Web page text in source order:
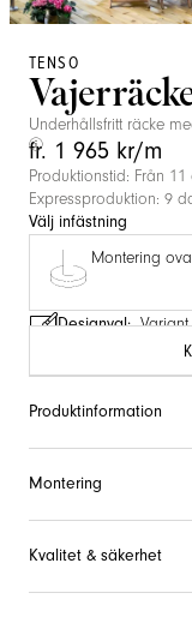
TENSO
Underhållsfritt räcke
fr. 1 965 kr/m
Produktionstid: Från
Expressproduktion: 9
Välj infästning
Montering
Designval: Variant,
Produktinformation
Montering
Kvalitet & säkerhet